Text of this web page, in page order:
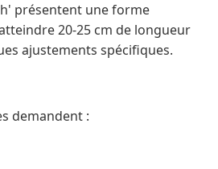
présentent une forme
20-25 cm de longueur
ajustements spécifiques.
demandent :